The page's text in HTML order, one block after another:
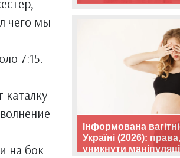
чего мы
7:15.
каталку
на бок
Інформована
Україні (2026):
уникнути